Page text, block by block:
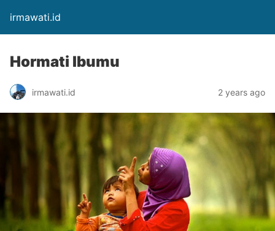
irmawati.id
Hormati Ibumu
irmawati.id 2 years ago